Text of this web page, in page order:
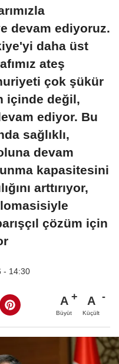
devam ediyoruz.
daha üst
ateş
çok şükür
içinde değil,
ediyor. Bu
sağlıklı,
devam
kapasitesini
arttırıyor,
çözüm için
- 14:30
A
Büyüt
A
Küçült